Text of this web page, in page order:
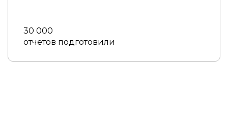
30 000
отчетов подготовили